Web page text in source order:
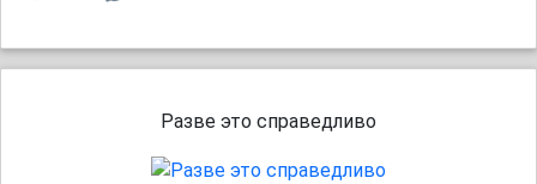
Разве это справедливо